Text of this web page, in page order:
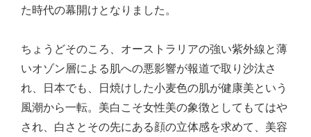
た時代の幕開けとなりました。
ちょうどそのころ、オーストラリアの強い紫外線と薄
いオゾン層による肌への悪影響が報道で取り沙汰さ
れ、日本でも、日焼けした小麦色の肌が健康美という
風潮から一転。美白こそ女性美の象徴としてもてはや
され、白さとその先にある顔の立体感を求めて、美容